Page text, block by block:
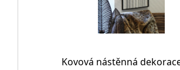
Kovová nástěnná